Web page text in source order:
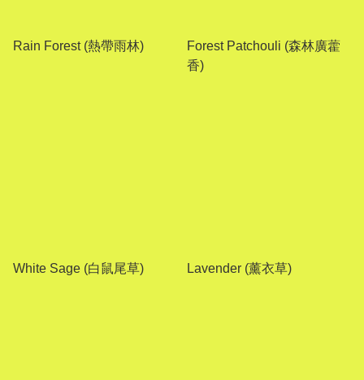
Rain Forest (熱帶雨林)
Forest Patchouli (森林廣藿
香)
White Sage (白鼠尾草) Lavender (薰衣草)